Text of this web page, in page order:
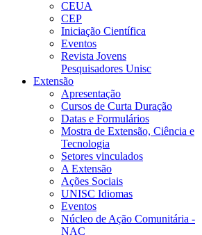
CEUA
CEP
Iniciação Científica
Eventos
Revista Jovens
Pesquisadores Unisc
Extensão
Apresentação
Cursos de Curta Duração
Datas e Formulários
Mostra de Extensão, Ciência e
Tecnologia
Setores vinculados
A Extensão
Ações Sociais
UNISC Idiomas
Eventos
Núcleo de Ação Comunitária -
NAC